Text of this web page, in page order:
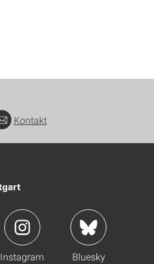
Kontakt
Instagram Bluesky